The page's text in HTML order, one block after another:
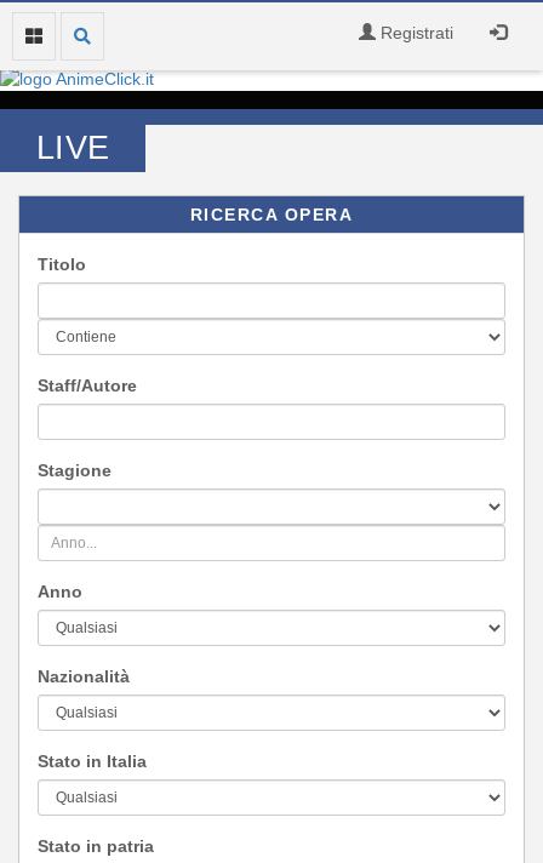
Registrati
LIVE
RICERCA OPERA
Titolo
Staff/Autore
Stagione
Anno
Nazionalità
Stato in Italia
Stato in patria